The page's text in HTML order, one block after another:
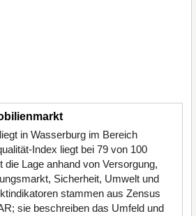
in Wasserburg im Bereich
Index liegt bei 79 von 100
die Lage anhand von Versorgung,
Sicherheit, Umwelt und
stammen aus Zensus
sie beschreiben das Umfeld und